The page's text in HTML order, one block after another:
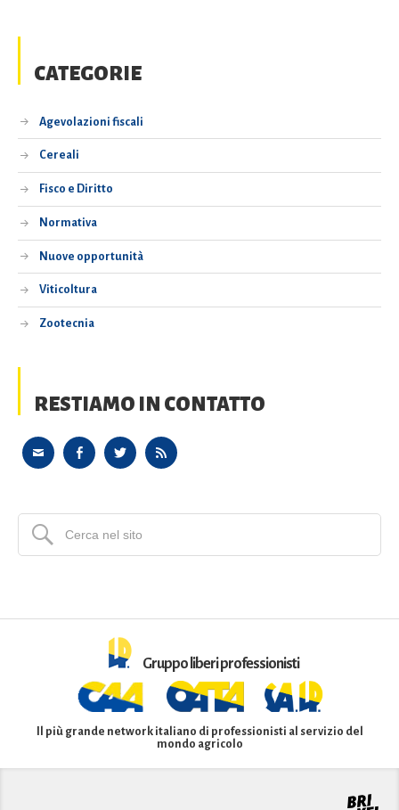
CATEGORIE
Agevolazioni fiscali
Cereali
Fisco e Diritto
Normativa
Nuove opportunità
Viticoltura
Zootecnia
RESTIAMO IN CONTATTO
Gruppo liberi professionisti
Il più grande network italiano di professionisti al servizio del
mondo agricolo